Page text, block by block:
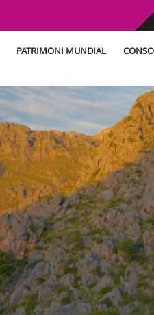
PATRIMONI MUNDIAL